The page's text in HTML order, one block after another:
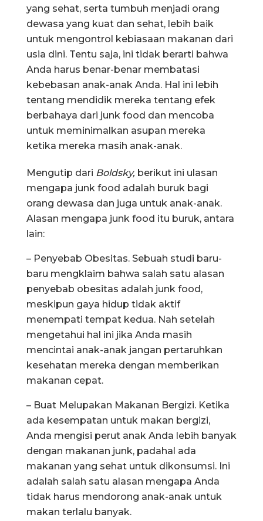
yang sehat, serta tumbuh menjadi orang
dewasa yang kuat dan sehat, lebih baik
untuk mengontrol kebiasaan makanan dari
usia dini. Tentu saja, ini tidak berarti bahwa
Anda harus benar-benar membatasi
kebebasan anak-anak Anda. Hal ini lebih
tentang mendidik mereka tentang efek
berbahaya dari junk food dan mencoba
untuk meminimalkan asupan mereka
ketika mereka masih anak-anak.
Mengutip dari Boldsky, berikut ini ulasan
mengapa junk food adalah buruk bagi
orang dewasa dan juga untuk anak-anak.
Alasan mengapa junk food itu buruk, antara
lain:
– Penyebab Obesitas. Sebuah studi baru-
baru mengklaim bahwa salah satu alasan
penyebab obesitas adalah junk food,
meskipun gaya hidup tidak aktif
menempati tempat kedua. Nah setelah
mengetahui hal ini jika Anda masih
mencintai anak-anak jangan pertaruhkan
kesehatan mereka dengan memberikan
makanan cepat.
– Buat Melupakan Makanan Bergizi. Ketika
ada kesempatan untuk makan bergizi,
Anda mengisi perut anak Anda lebih banyak
dengan makanan junk, padahal ada
makanan yang sehat untuk dikonsumsi. Ini
adalah salah satu alasan mengapa Anda
tidak harus mendorong anak-anak untuk
makan terlalu banyak.